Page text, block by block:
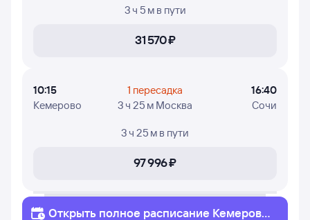
3 ч 5 м в пути
31 ⁠570 ⁠₽
10:15
Кемерово
1 пересадка
3 ч 25 м Москва
16:40
Сочи
3 ч 25 м в пути
97 ⁠996 ⁠₽
Открыть полное расписание Кемерово